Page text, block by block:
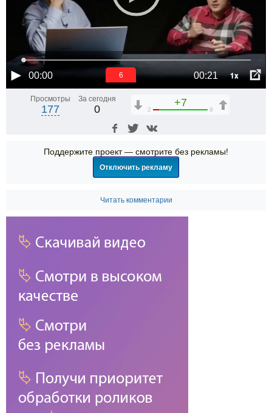
00:00 00:21 1x
6
Просмотры
177
За сегодня
0
+7
2 9
Поддержите проект — смотрите без рекламы!
Отключить рекламу
Читать комментарии